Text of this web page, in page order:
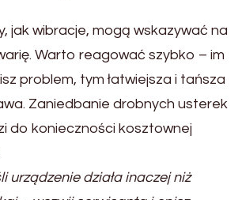
jak wibracje, mogą wskazywać na
Warto reagować szybko – im
problem, tym łatwiejsza i tańsza
Zaniedbanie drobnych usterek
do konieczności kosztownej
urządzenie działa inaczej niż